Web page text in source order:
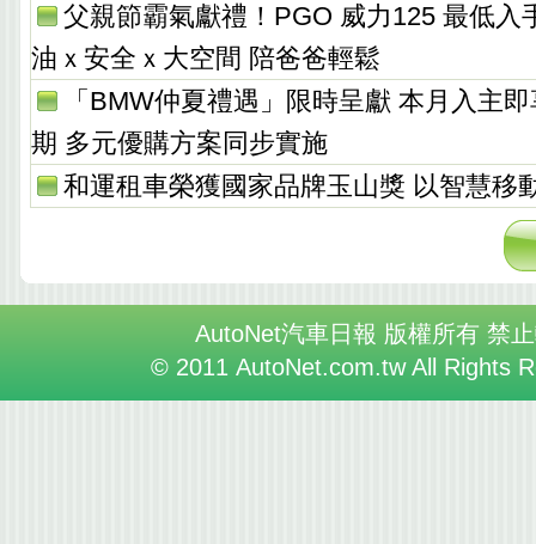
父親節霸氣獻禮！PGO 威力125 最低入
油ｘ安全ｘ大空間 陪爸爸輕鬆
「BMW仲夏禮遇」限時呈獻 本月入主
期 多元優購方案同步實施
和運租車榮獲國家品牌玉山獎 以智慧移
AutoNet汽車日報 版權所有 禁
© 2011 AutoNet.com.tw All Rights